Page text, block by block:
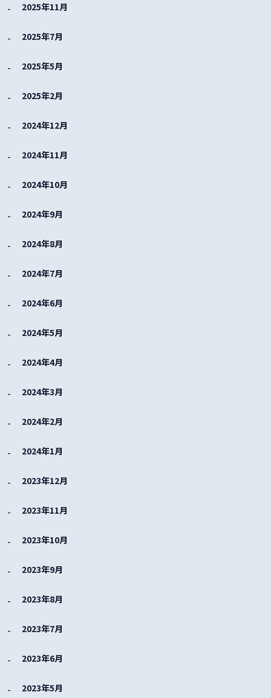
2025年11月
2025年7月
2025年5月
2025年2月
2024年12月
2024年11月
2024年10月
2024年9月
2024年8月
2024年7月
2024年6月
2024年5月
2024年4月
2024年3月
2024年2月
2024年1月
2023年12月
2023年11月
2023年10月
2023年9月
2023年8月
2023年7月
2023年6月
2023年5月